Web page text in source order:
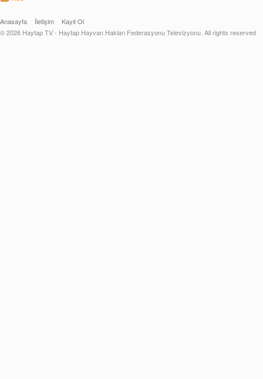
Anasayfa İletişim
Kayıt Ol
© 2026 Haytap TV - Haytap Hayvan Hakları Federasyonu Televizyonu. All rights reserved